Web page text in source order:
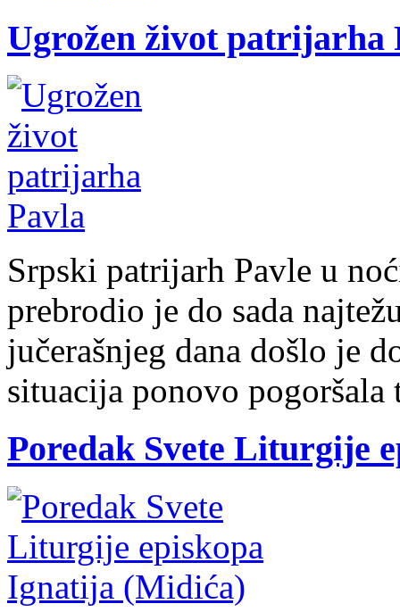
Ugrožen život patrijarha
Srpski patrijarh Pavle u
prebrodio je do sada
jučerašnjeg dana došlo je
situacija ponovo pogoršala
Poredak Svete Liturgije